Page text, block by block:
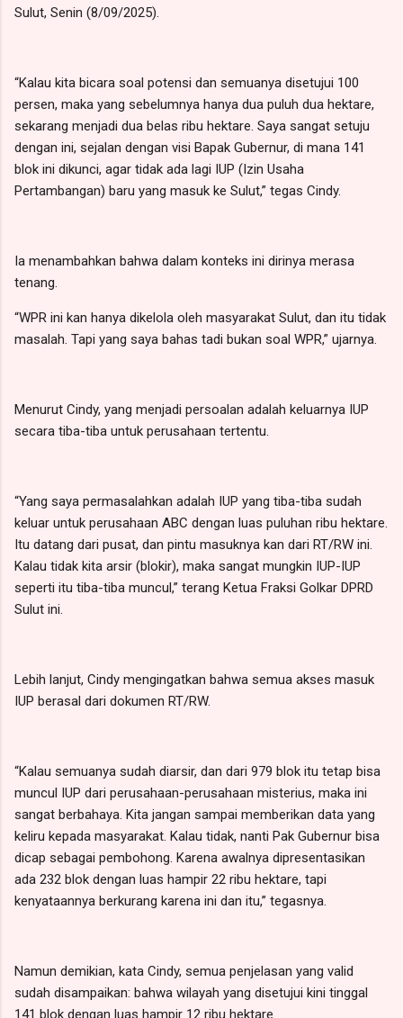
Sulut, Senin (8/09/2025).
“Kalau kita bicara soal potensi dan semuanya disetujui 100
persen, maka yang sebelumnya hanya dua puluh dua hektare,
sekarang menjadi dua belas ribu hektare. Saya sangat setuju
dengan ini, sejalan dengan visi Bapak Gubernur, di mana 141
blok ini dikunci, agar tidak ada lagi IUP (Izin Usaha
Pertambangan) baru yang masuk ke Sulut,” tegas Cindy.
Ia menambahkan bahwa dalam konteks ini dirinya merasa
tenang.
“WPR ini kan hanya dikelola oleh masyarakat Sulut, dan itu tidak
masalah. Tapi yang saya bahas tadi bukan soal WPR,” ujarnya.
Menurut Cindy, yang menjadi persoalan adalah keluarnya IUP
secara tiba-tiba untuk perusahaan tertentu.
“Yang saya permasalahkan adalah IUP yang tiba-tiba sudah
keluar untuk perusahaan ABC dengan luas puluhan ribu hektare.
Itu datang dari pusat, dan pintu masuknya kan dari RT/RW ini.
Kalau tidak kita arsir (blokir), maka sangat mungkin IUP-IUP
seperti itu tiba-tiba muncul,” terang Ketua Fraksi Golkar DPRD
Sulut ini.
Lebih lanjut, Cindy mengingatkan bahwa semua akses masuk
IUP berasal dari dokumen RT/RW.
“Kalau semuanya sudah diarsir, dan dari 979 blok itu tetap bisa
muncul IUP dari perusahaan-perusahaan misterius, maka ini
sangat berbahaya. Kita jangan sampai memberikan data yang
keliru kepada masyarakat. Kalau tidak, nanti Pak Gubernur bisa
dicap sebagai pembohong. Karena awalnya dipresentasikan
ada 232 blok dengan luas hampir 22 ribu hektare, tapi
kenyataannya berkurang karena ini dan itu,” tegasnya.
Namun demikian, kata Cindy, semua penjelasan yang valid
sudah disampaikan: bahwa wilayah yang disetujui kini tinggal
141 blok dengan luas hampir 12 ribu hektare.